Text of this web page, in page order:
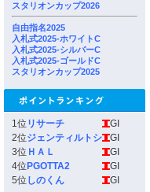
スタリオンカップ2026
自由指名2025
入札式2025-ホワイトC
入札式2025-シルバーC
入札式2025-ゴールドC
スタリオンカップ2025
1位 リサーチ
GI
2位ジェンティルトシ
GI
3位 ＨＡＬ
GI
4位 PGOTTA2
GI
5位 しのくん
GI